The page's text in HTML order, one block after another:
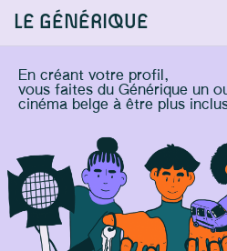
LE GÉNÉRIQUE
En créant votre profil,
vous faites du Générique un
cinéma belge à être plus